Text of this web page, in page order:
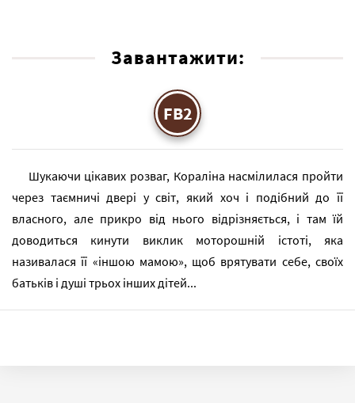
Завантажити:
FB2
Шукаючи цікавих розваг, Кораліна насмілилася пройти
через таємничі двері у світ, який хоч і подібний до її
власного, але прикро від нього відрізняється, і там їй
доводиться кинути виклик моторошній істоті, яка
називалася її «іншою мамою», щоб врятувати себе, своїх
батьків і душі трьох інших дітей...